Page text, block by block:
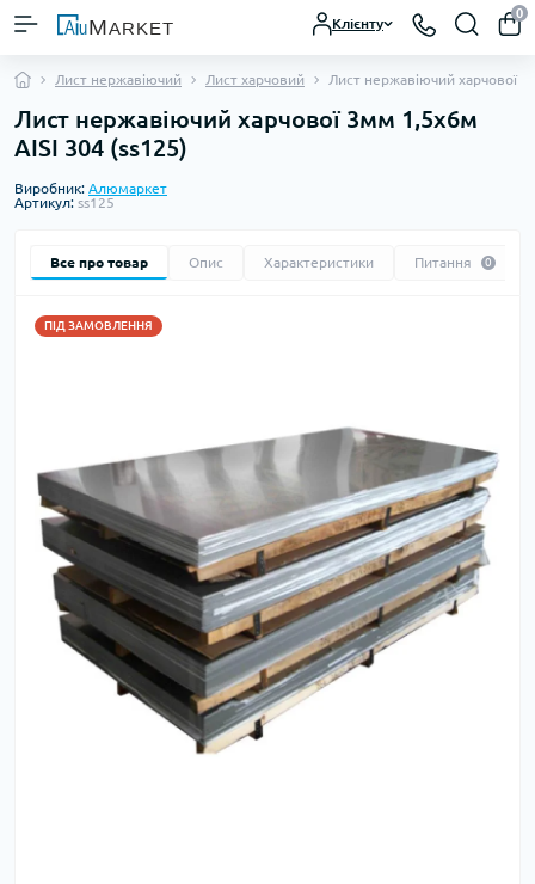
Клієнту
0
Лист нержавіючий Лист харчовий Лист нержавіючий харчової
Лист нержавіючий харчової 3мм 1,5х6м
AISI 304 (ss125)
Виробник: Алюмаркет
Артикул: ss125
Все про товар Опис Характеристики Питання 0
ПІД ЗАМОВЛЕННЯ